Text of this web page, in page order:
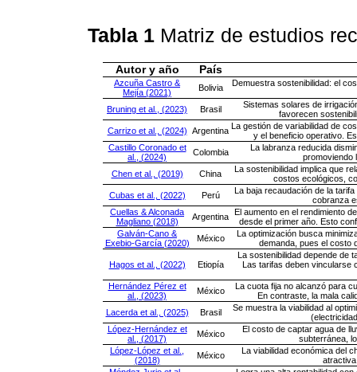
Tabla 1 Matriz de estudios
Autor y año País
Azcuña Castro &
Mejía (2021)
Bolivia Demuestra sostenibilidad: el
Bruning et al., (2023) Brasil
Sistemas solares de
favorecen
Carrizo et al., (2024) Argentina La gestión de variabilidad de
y el beneficio operativo.
Castillo Coronado et
al., (2024)
Colombia
La labranza reducida
promoviendo
Chen et al., (2019)
China
La sostenibilidad implica que
costos ecológicos,
Cubas et al., (2022)
Perú
La baja recaudación de la
cobranza
Cuellas & Alconada
Magliano (2018)
Argentina El aumento en el rendimiento
desde el primer año. Esto
Galván-Cano &
Exebio-García (2020)
México
La optimización busca
demanda, pues el costo
Hagos et al., (2022) Etiopía
La sostenibilidad depende de
Las tarifas deben vincularse
Hernández Pérez et
al., (2023)
México
La cuota fija no alcanzó para
En contraste, la mala
Lacerda et al., (2025)
Brasil
Se muestra la viabilidad al
López-Hernández et
al., (2017)
México
El costo de captar agua de
subterránea,
López-López et al.,
(2018)
México
La viabilidad económica del